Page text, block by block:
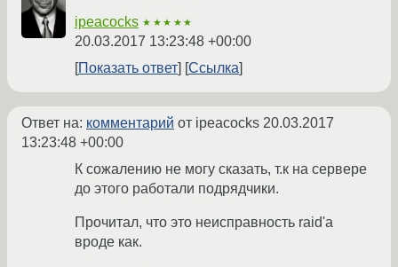
ipeacocks ★★★★★
20.03.2017 13:23:48 +00:00
Показать ответ
Ссылка
Ответ на: комментарий от ipeacocks 20.03.2017
13:23:48 +00:00
К сожалению не могу сказать, т.к на сервере
до этого работали подрядчики.
Прочитал, что это неисправность raid'а
вроде как.